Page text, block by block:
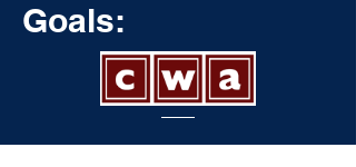
Goals: